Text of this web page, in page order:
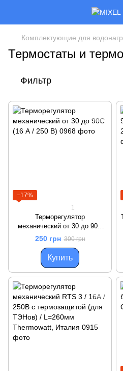
Комплектующие для
Термостаты и
Фильтр
−17%
1
Терморегулятор
механический от 30 до 90С
(16 А / 250 В)
250 грн 300 грн
Купить